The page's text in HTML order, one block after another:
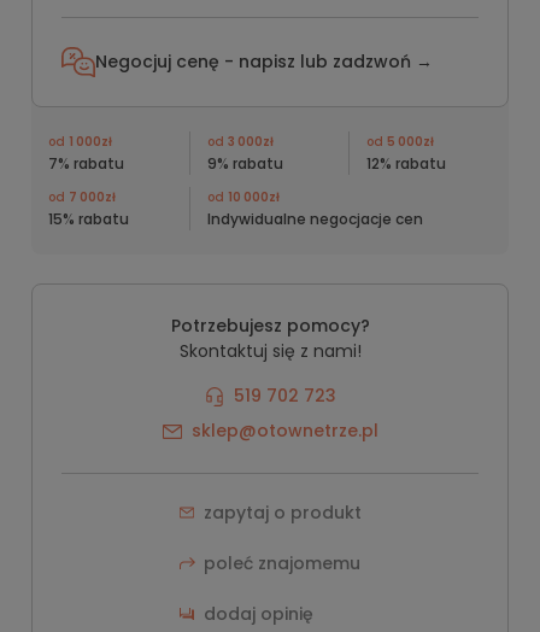
Negocjuj cenę - napisz lub zadzwoń →
od 1 000zł
7% rabatu
od 3 000zł
9% rabatu
od 5 000zł
12% rabatu
od 7 000zł
15% rabatu
od 10 000zł
Indywidualne negocjacje cen
Potrzebujesz pomocy?
Skontaktuj się z nami!
519 702 723
sklep@otownetrze.pl
zapytaj o produkt
poleć znajomemu
dodaj opinię